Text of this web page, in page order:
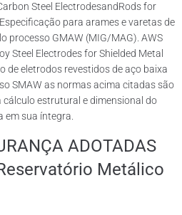
Steel ElectrodesandRods for
para arames e varetas de
processo GMAW (MIG/MAG). AWS
Steel Electrodes for Shielded Metal
de eletrodos revestidos de aço baixa
SMAW as normas acima citadas são
estrutural e dimensional do
em sua íntegra.
ADOTADAS
Metálico